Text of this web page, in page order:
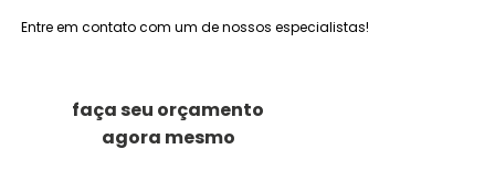
Entre em contato com um de nossos especialistas!
faça seu orçamento
agora mesmo